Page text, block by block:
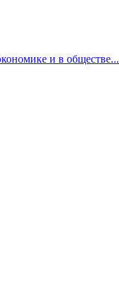
и в обществе...